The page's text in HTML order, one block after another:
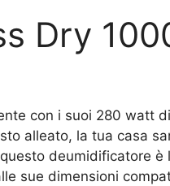
Dry
con i suoi 280 watt
alleato, la tua casa
deumidificatore
sue dimensioni